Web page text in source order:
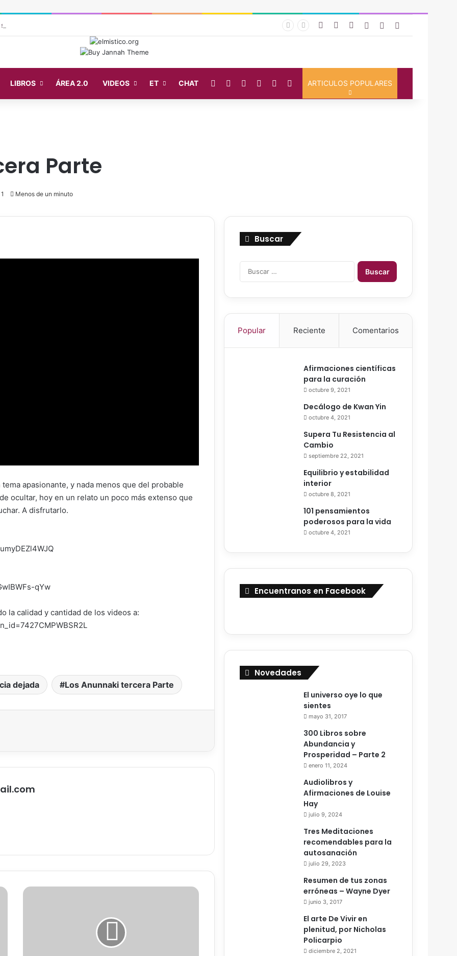
extraterrestres de las Pléyades FacebookYouTubeInstagramIniciar Sesión
Artículo Aleatorio
LIBROS ÁREA 2.0 VIDEOS ET CHAT FacebookYouTubeInstagramArtículo Aleatorio
Switch skin
BuscarARTICULOS POPULARES
Parte
1 Menos de un minuto
apasionante, y nada menos que del probable
ocultar, hoy en un relato un poco más extenso que
A disfrutarlo.
qYw
la calidad y cantidad de los videos a:
dejada Los Anunnaki tercera Parte
L
Buscar
B
u
c
:
Popular Reciente Comentarios
Afirmaciones científicas
para la curación
octubre 9, 2021
Decálogo de Kwan Yin
octubre 4, 2021
Supera Tu Resistencia al
Cambio
septiembre 22, 2021
Equilibrio y estabilidad
interior
octubre 8, 2021
101 pensamientos
poderosos para la vida
octubre 4, 2021
Encuentranos en Facebook
Novedades
El universo oye lo que
sientes
mayo 31, 2017
300 Libros sobre
Abundancia y
Prosperidad – Parte 2
enero 11, 2024
Audiolibros y
Afirmaciones de Louise
Hay
julio 9, 2024
Tres Meditaciones
recomendables para la
autosanación
julio 29, 2023
Resumen de tus zonas
erróneas – Wayne Dyer
junio 3, 2017
El arte De Vivir en
plenitud, por Nicholas
Policarpio
diciembre 2, 2021